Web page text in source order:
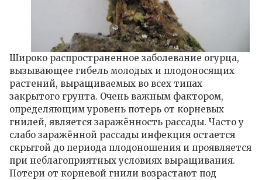
Широко распространенное заболевание огурца,
вызывающее гибель молодых и плодоносящих
растений, выращиваемых во всех типах
закрытого грунта. Очень важным фактором,
определяющим уровень потерь от корневых
гнилей, является заражённость рассады. Часто у
слабо заражённой рассады инфекция остается
скрытой до периода плодоношения и проявляется
при неблагоприятных условиях выращивания.
Потери от корневой гнили возрастают под